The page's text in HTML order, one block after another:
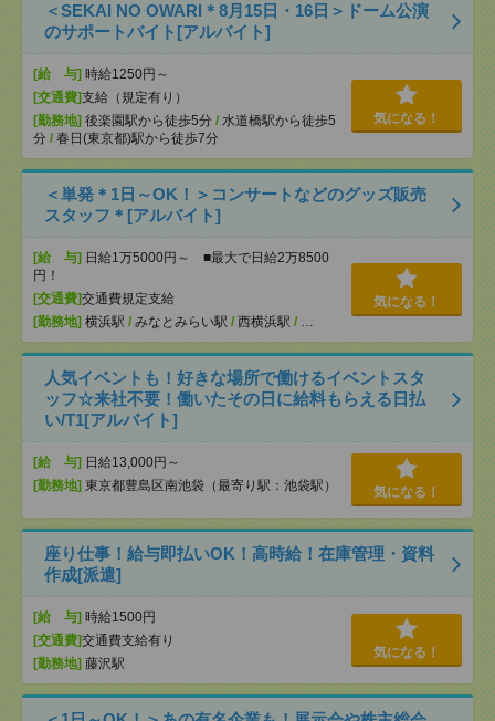
＜SEKAI NO OWARI＊8月15日・16日＞ドーム公演
のサポートバイト[アルバイト]
[給 与] 時給1250円～
[交通費]支給（規定有り）
[勤務地] 後楽園駅から徒歩5分 / 水道橋駅から徒歩5
分 / 春日(東京都)駅から徒歩7分
気になる！
＜単発＊1日～OK！＞コンサートなどのグッズ販売
スタッフ＊[アルバイト]
[給 与] 日給1万5000円～ ■最大で日給2万8500
円！
[交通費]交通費規定支給
[勤務地] 横浜駅 / みなとみらい駅 / 西横浜駅 / …
気になる！
人気イベントも！好きな場所で働けるイベントスタ
ッフ☆来社不要！働いたその日に給料もらえる日払
い/T1[アルバイト]
[給 与] 日給13,000円～
[勤務地] 東京都豊島区南池袋（最寄り駅：池袋駅） 気になる！
座り仕事！給与即払いOK！高時給！在庫管理・資料
作成[派遣]
[給 与] 時給1500円
[交通費]交通費支給有り
[勤務地] 藤沢駅
気になる！